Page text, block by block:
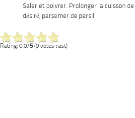
Saler et poivrer. Prolonger la cuisson de
désiré, parsemer de persil.
Rating: 0.0/5(0 votes cast)